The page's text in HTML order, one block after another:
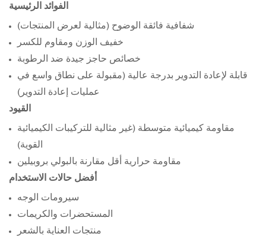
الفوائد الرئيسية
شفافية فائقة الوضوح (مثالية لعرض المنتجات)
خفيف الوزن ومقاوم للكسر
خصائص حاجز جيدة ضد الرطوبة
قابلة لإعادة التدوير بدرجة عالية (مقبولة على نطاق واسع في
عمليات إعادة التدوير)
القيود
مقاومة كيميائية متوسطة (غير مثالية للتركيبات الكيميائية
القوية)
مقاومة حرارية أقل مقارنة بالبولي بروبيلين
أفضل حالات الاستخدام
سيرومات الوجه
المستحضرات والكريمات
منتجات العناية بالشعر